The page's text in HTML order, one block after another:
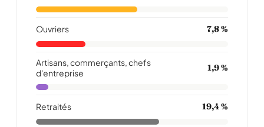
Ouvriers 7,8 %
Artisans, commerçants, chefs
d'entreprise
1,9 %
Retraités 19,4 %